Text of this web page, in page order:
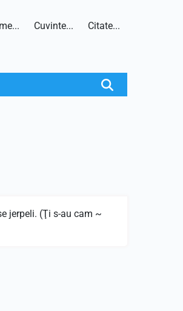
Cuvinte... Citate...
jerpeli. (Ţi s-au cam ~